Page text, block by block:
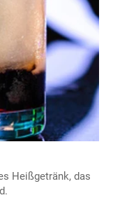
Heißgetränk, das